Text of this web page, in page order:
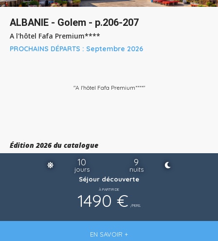
ALBANIE - Golem - p.206-207
Édition 2026 du catalogue
A l'hôtel Fafa Premium****
PROCHAINS DÉPARTS : Septembre 2026
"A l'hôtel Fafa Premium****"
10
jours
9
nuits
Séjour découverte
À PARTIR DE
1490 € /PERS.
EN SAVOIR +